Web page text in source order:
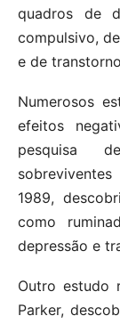
quadros de
compulsivo,
e de
Numerosos
efeitos
pesquisa
1989,
como
depressão e
Outro estudo
Parker,